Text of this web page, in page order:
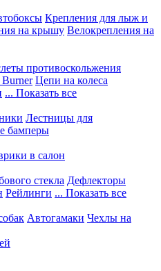
Крепления для лыж и
на крышу Велокрепления на
противоскольжения
Цепи на колеса
... Показать все
Лестницы для
бамперы
в салон
стекла Дефлекторы
Рейлинги ... Показать все
Автогамаки Чехлы на